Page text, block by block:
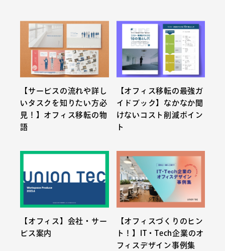
【サービスの流れや詳し
いタスクを知りたい方必
見！】オフィス移転の物
語
【オフィス移転の最強ガ
イドブック】なかなか聞
けないコスト削減ポイン
ト
【オフィス】会社・サー
ビス案内
【オフィスづくりのヒン
ト！】IT・Tech企業のオ
フィスデザイン事例集